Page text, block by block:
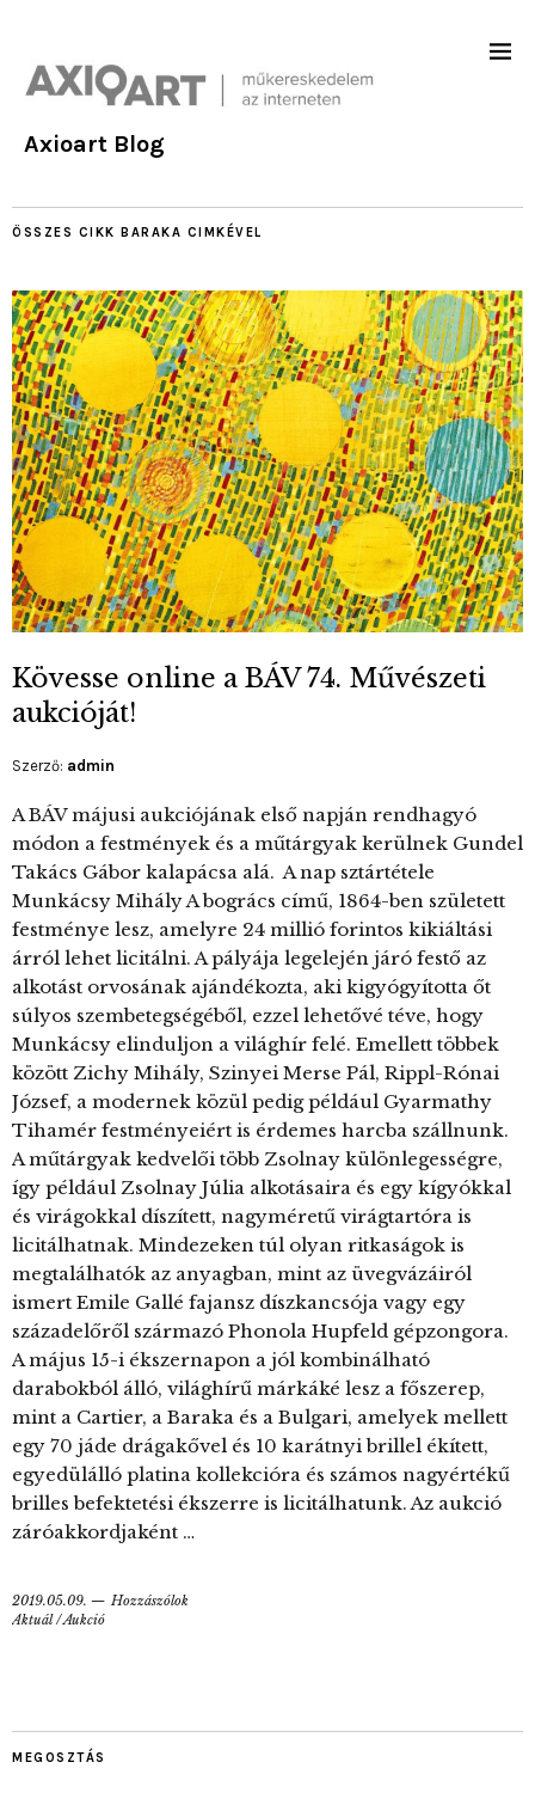
Axioart Blog
ÖSSZES CIKK BARAKA CIMKÉVEL
Kövesse online a BÁV 74. Művészeti
aukcióját!
Szerző: admin
A BÁV májusi aukciójának első napján rendhagyó
módon a festmények és a műtárgyak kerülnek Gundel
Takács Gábor kalapácsa alá. A nap sztártétele
Munkácsy Mihály A bogrács című, 1864-ben született
festménye lesz, amelyre 24 millió forintos kikiáltási
árról lehet licitálni. A pályája legelején járó festő az
alkotást orvosának ajándékozta, aki kigyógyította őt
súlyos szembetegségéből, ezzel lehetővé téve, hogy
Munkácsy elinduljon a világhír felé. Emellett többek
között Zichy Mihály, Szinyei Merse Pál, Rippl-Rónai
József, a modernek közül pedig például Gyarmathy
Tihamér festményeiért is érdemes harcba szállnunk.
A műtárgyak kedvelői több Zsolnay különlegességre,
így például Zsolnay Júlia alkotásaira és egy kígyókkal
és virágokkal díszített, nagyméretű virágtartóra is
licitálhatnak. Mindezeken túl olyan ritkaságok is
megtalálhatók az anyagban, mint az üvegvázáiról
ismert Emile Gallé fajansz díszkancsója vagy egy
századelőről származó Phonola Hupfeld gépzongora.
A május 15-i ékszernapon a jól kombinálható
darabokból álló, világhírű márkáké lesz a főszerep,
mint a Cartier, a Baraka és a Bulgari, amelyek mellett
egy 70 jáde drágakővel és 10 karátnyi brillel ékített,
egyedülálló platina kollekcióra és számos nagyértékű
brilles befektetési ékszerre is licitálhatunk. Az aukció
záróakkordjaként …
2019.05.09.
Hozzászólok
Aktuál/Aukció
MEGOSZTÁS